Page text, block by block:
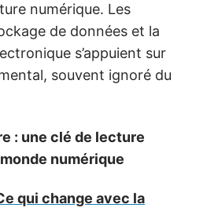
numérique. Les
de données et la
s’appuient sur
souvent ignoré du
: une clé de lecture
numérique
qui change avec la